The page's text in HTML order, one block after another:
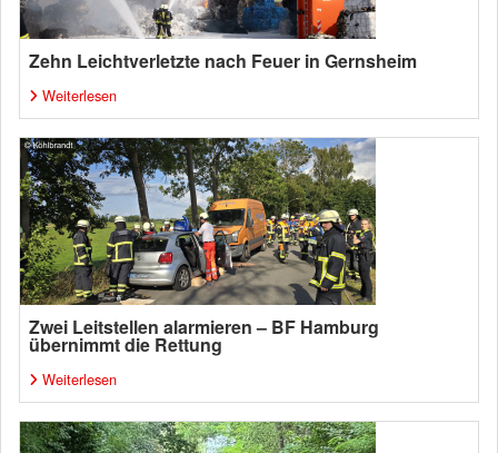
Zehn Leichtverletzte nach Feuer in Gernsheim
Weiterlesen
Zwei Leitstellen alarmieren – BF Hamburg
übernimmt die Rettung
Weiterlesen